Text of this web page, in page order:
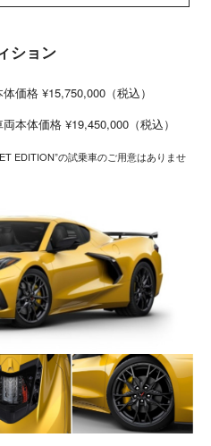
ション
価格 ¥15,750,000（税込）
本体価格 ¥19,450,000（税込）
EDITION”の試乗車のご用意はありませ